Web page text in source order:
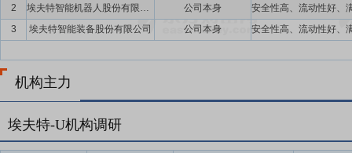
2
埃夫特智能机器人股份有限公司
公司本身
3
埃夫特智能装备股份有限公司 公司本身
机构主力
埃夫特-U机构调研